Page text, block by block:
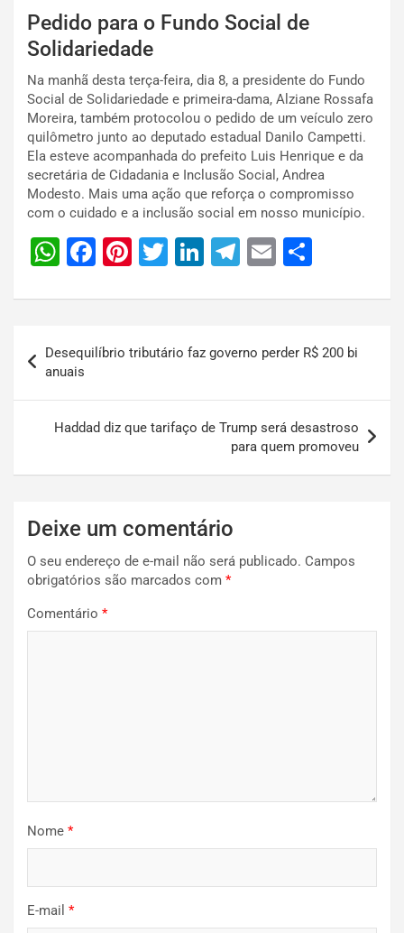
Pedido para o Fundo Social de
Solidariedade
Na manhã desta terça-feira, dia 8, a presidente do Fundo
Social de Solidariedade e primeira-dama, Alziane Rossafa
Moreira, também protocolou o pedido de um veículo zero
quilômetro junto ao deputado estadual Danilo Campetti.
Ela esteve acompanhada do prefeito Luis Henrique e da
secretária de Cidadania e Inclusão Social, Andrea
Modesto. Mais uma ação que reforça o compromisso
com o cuidado e a inclusão social em nosso município.
W
at
A
p
p
F
c
e
b
o
o
Pi
er
e
st
T
tt
er
Li
k
dI
n
T
e
a
m
E
ai ar
e
Desequilíbrio tributário faz governo perder R$ 200 bi
anuais
Haddad diz que tarifaço de Trump será desastroso
para quem promoveu
Deixe um comentário
O seu endereço de e-mail não será publicado. Campos
obrigatórios são marcados com *
Comentário *
Nome *
E-mail *